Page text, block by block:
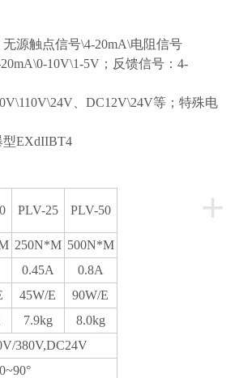
源触点信号\4-20mA\电阻信号
10V\1-5V；反馈信号：4-
、DC12V\24V等；特殊电
型EXdIIBT4
+
PLV-25 PLV-50
250N*M 500N*M
0.45A
0.8A
45W/E
90W/E
7.9kg
8.0kg
380V,DC24V
0~90°